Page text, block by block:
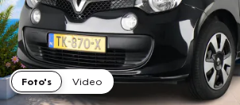
Foto's
Video